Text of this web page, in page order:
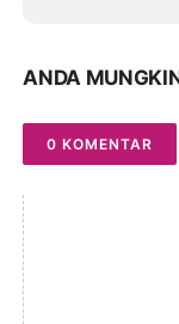
ANDA
0 KOMENTAR